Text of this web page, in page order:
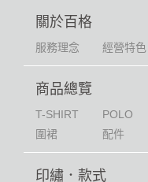
關於百格
服務理念 經營特色
商品總覽
T-SHIRT POLO
圍裙
配件
印繡．款式